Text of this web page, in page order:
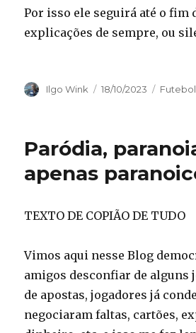
Por isso ele seguirá até o fim
explicações de sempre, ou
Autor
Ilgo Wink
Publicado
18/10/2023 Futebol
Paródia,
apenas
TEXTO DE COPIÃO DE TUDO
Vimos aqui nesse Blog
amigos desconfiar de alguns
de apostas, jogadores já
negociaram faltas, cartões,